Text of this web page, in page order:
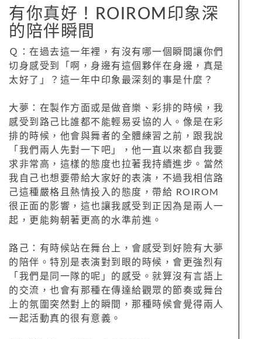
有你真好！ROIROM印象深
的陪伴瞬間
Ｑ：在過去這一年裡，有沒有哪一個瞬間讓你們
切身感受到「啊，身邊有這個夥伴在身邊，真是
太好了」？這一年中印象最深刻的事是什麼？
大夢：在製作方面或是做音樂、彩排的時候，我
感受到路己比誰都不能輕易妥協的人。像是在彩
排的時候，他會與舞者的全體練習之前，跟我說
「我們兩人先對一下吧」，他一直以來都自我要
求非常高，這樣的態度也拉著我持續進步。當然
我自己也想要帶給大家好的表演，不過我相信路
己這種嚴格且熱情投入的態度，帶給 ROIROM
很正面的影響，這也讓我感受到正因為是兩人一
起，更能夠朝著更高的水準前進。
路己：有時候站在舞台上，會感受到好險有大夢
的陪伴。特別是表演對到眼的時候，會更強烈有
「我們是同一隊的呢」的感受。就算沒有言語上
的交流，也會有那種在傳達給觀眾的節奏或舞台
上的氛圍突然對上的瞬間，那種時候會覺得兩人
一起活動真的很有意義。